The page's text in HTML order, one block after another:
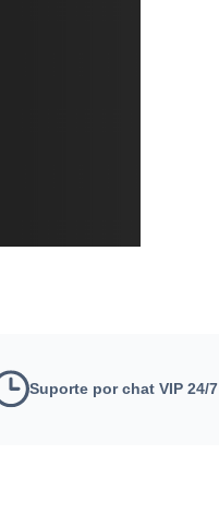
Suporte por chat VIP 24/7